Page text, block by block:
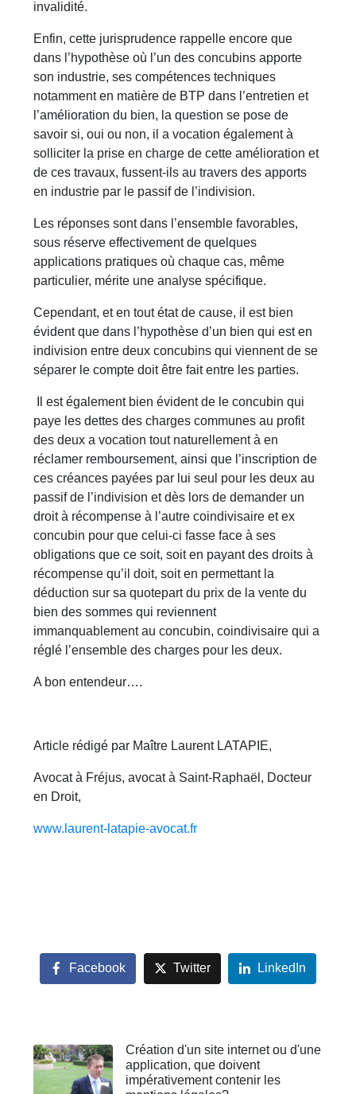
invalidité.
Enfin, cette jurisprudence rappelle encore que
dans l’hypothèse où l’un des concubins apporte
son industrie, ses compétences techniques
notamment en matière de BTP dans l’entretien et
l’amélioration du bien, la question se pose de
savoir si, oui ou non, il a vocation également à
solliciter la prise en charge de cette amélioration et
de ces travaux, fussent-ils au travers des apports
en industrie par le passif de l’indivision.
Les réponses sont dans l’ensemble favorables,
sous réserve effectivement de quelques
applications pratiques où chaque cas, même
particulier, mérite une analyse spécifique.
Cependant, et en tout état de cause, il est bien
évident que dans l’hypothèse d’un bien qui est en
indivision entre deux concubins qui viennent de se
séparer le compte doit être fait entre les parties.
Il est également bien évident de le concubin qui
paye les dettes des charges communes au profit
des deux a vocation tout naturellement à en
réclamer remboursement, ainsi que l’inscription de
ces créances payées par lui seul pour les deux au
passif de l’indivision et dès lors de demander un
droit à récompense à l’autre coindivisaire et ex
concubin pour que celui-ci fasse face à ses
obligations que ce soit, soit en payant des droits à
récompense qu’il doit, soit en permettant la
déduction sur sa quotepart du prix de la vente du
bien des sommes qui reviennent
immanquablement au concubin, coindivisaire qui a
réglé l’ensemble des charges pour les deux.
A bon entendeur….
Article rédigé par Maître Laurent LATAPIE,
Avocat à Fréjus, avocat à Saint-Raphaël, Docteur
en Droit,
www.laurent-latapie-avocat.fr
Facebook Twitter LinkedIn
Création d'un site internet ou d'une
application, que doivent
impérativement contenir les